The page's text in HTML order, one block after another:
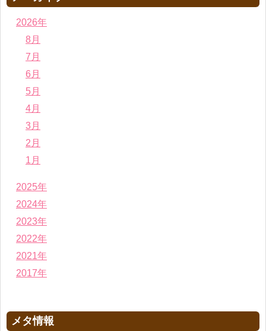
2026年
8月
7月
6月
5月
4月
3月
2月
1月
2025年
2024年
2023年
2022年
2021年
2017年
メタ情報